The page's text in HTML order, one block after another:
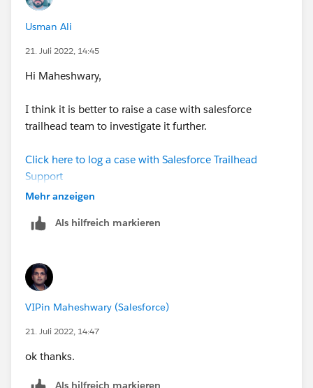
Usman Ali
21. Juli 2022, 14:45
Hi Maheshwary,
I think it is better to raise a case with salesforce
trailhead team to investigate it further.
Click here to log a case with Salesforce Trailhead
Support
Mehr anzeigen
Als hilfreich markieren
VIPin Maheshwary (Salesforce)
21. Juli 2022, 14:47
ok thanks.
Als hilfreich markieren